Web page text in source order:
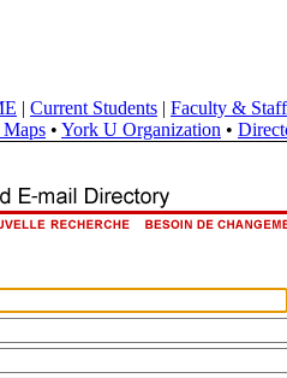
| Current Students | Faculty & Staff
Maps • York U Organization •